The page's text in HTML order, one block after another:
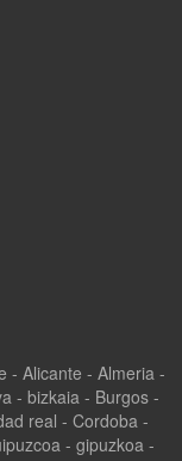
- Alicante - Almeria -
- bizkaia - Burgos -
real - Cordoba -
- gipuzkoa -